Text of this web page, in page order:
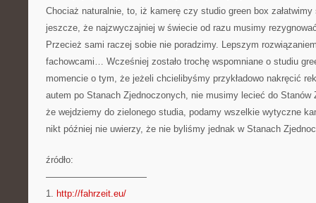
Chociaż naturalnie, to, iż kamerę czy studio green box
jeszcze, że najzwyczajniej w świecie od razu musimy
Przecież sami raczej sobie nie poradzimy. Lepszym
fachowcami… Wcześniej zostało trochę wspomniane o studiu
momencie o tym, że jeżeli chcielibyśmy przykładowo nakręcić
autem po Stanach Zjednoczonych, nie musimy lecieć do Stanów
że wejdziemy do zielonego studia, podamy wszelkie wytyczne
nikt później nie uwierzy, że nie byliśmy jednak w Stanach
źródło:
———————————
1. http://fahrzeit.eu/